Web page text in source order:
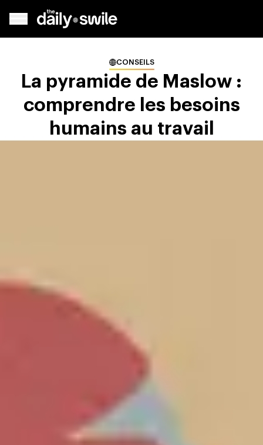
CONSEILS
La pyramide de Maslow :
comprendre les besoins
humains au travail